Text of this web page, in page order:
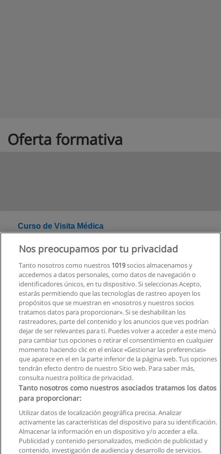
Oferta formativa
Curso de Visita Médica
Modalidad: Presencial
Solicita información
Privacidad de datos
Contactar con Educaedu
Nos preocupamos por tu privacidad
Tanto nosotros como nuestros 1019socios almacenamos y
accedemos a datos personales, como datos de navegación o
identificadores únicos, en tu dispositivo. Si seleccionas Acepto,
estarás permitiendo que las tecnologías de rastreo apoyen los
propósitos que se muestran en «nosotros y nuestros socios
tratamos datos para proporcionar». Si se deshabilitan los
rastreadores, parte del contenido y los anuncios que ves podrían
dejar de ser relevantes para ti. Puedes volver a acceder a este menú
para cambiar tus opciones o retirar el consentimiento en cualquier
momento haciendo clic en el enlace «Gestionar las preferencias»
que aparece en el en la parte inferior de la página web. Tus opciones
tendrán efecto dentro de nuestro Sitio web. Para saber más,
consulta nuestra política de privacidad.
Tanto nosotros como nuestros asociados tratamos los datos
para proporcionar:
Utilizar datos de localización geográfica precisa. Analizar
activamente las características del dispositivo para su identificación.
Almacenar la información en un dispositivo y/o acceder a ella.
Publicidad y contenido personalizados, medición de publicidad y
contenido, investigación de audiencia y desarrollo de servicios.